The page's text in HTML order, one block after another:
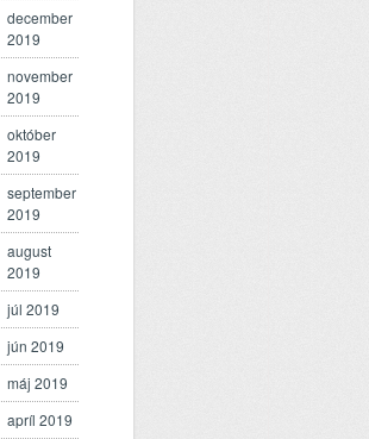
december
2019
november
2019
október
2019
september
2019
august
2019
júl 2019
jún 2019
máj 2019
apríl 2019